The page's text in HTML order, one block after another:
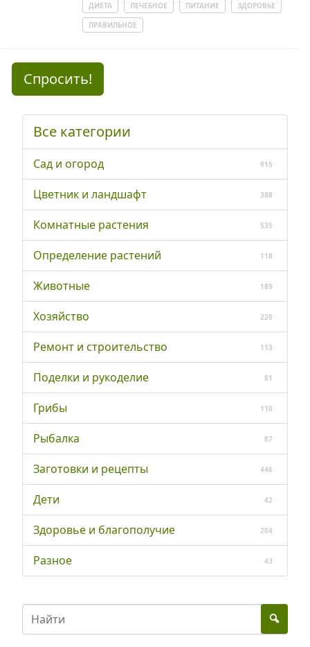
ДИЕТА ЛЕЧЕБНОЕ ПИТАНИЕ
ЗДОРОВЬЕ
ПРАВИЛЬНОЕ
Спросить!
Все категории
Сад и огород 915
Цветник и ландшафт 388
Комнатные растения 535
Определение растений 118
Животные 189
Хозяйство 220
Ремонт и строительство 113
Поделки и рукоделие 81
Грибы 110
Рыбалка 87
Заготовки и рецепты 446
Дети 42
Здоровье и благополучие 204
Разное 43